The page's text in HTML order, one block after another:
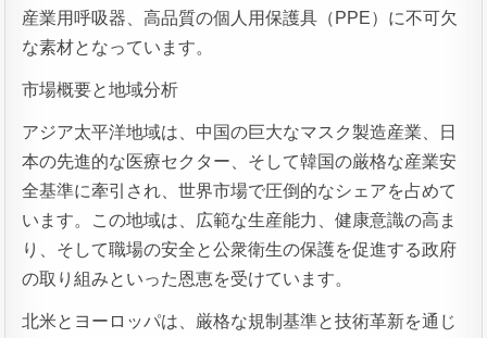
産業用呼吸器、高品質の個人用保護具（PPE）に不可欠
な素材となっています。
市場概要と地域分析
アジア太平洋地域は、中国の巨大なマスク製造産業、日
本の先進的な医療セクター、そして韓国の厳格な産業安
全基準に牽引され、世界市場で圧倒的なシェアを占めて
います。この地域は、広範な生産能力、健康意識の高ま
り、そして職場の安全と公衆衛生の保護を促進する政府
の取り組みといった恩恵を受けています。
北米とヨーロッパは、厳格な規制基準と技術革新を通じ